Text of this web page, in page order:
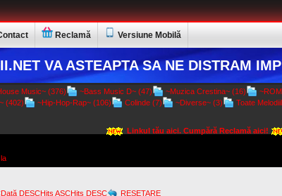
Reclamă Versiune Mobilă
VA ASTEAPTA SA NE DISTRAM
Music~ (376) ~Bass Music D~ (47) ~Muzica Crestina~ (16)
(402) ~Hip-Hop-Rap~ (106) Colinde (7) ~Diverse~ (3) Toate
Linkul tău aici. Cumpără Reclamă aici!
Dată DESCHits ASCHits DESC RESETARE